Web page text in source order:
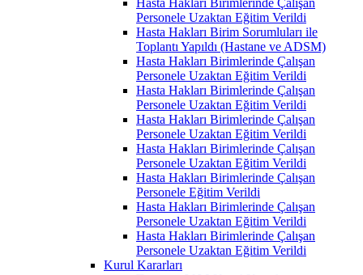
Personele Uzaktan Eğitim Verildi
Hasta Hakları Birim Sorumluları ile
Toplantı Yapıldı (Hastane ve ADSM)
Hasta Hakları Birimlerinde Çalışan
Personele Uzaktan Eğitim Verildi
Hasta Hakları Birimlerinde Çalışan
Personele Uzaktan Eğitim Verildi
Hasta Hakları Birimlerinde Çalışan
Personele Uzaktan Eğitim Verildi
Hasta Hakları Birimlerinde Çalışan
Personele Uzaktan Eğitim Verildi
Hasta Hakları Birimlerinde Çalışan
Personele Eğitim Verildi
Hasta Hakları Birimlerinde Çalışan
Personele Uzaktan Eğitim Verildi
Hasta Hakları Birimlerinde Çalışan
Personele Uzaktan Eğitim Verildi
Kurul Kararları